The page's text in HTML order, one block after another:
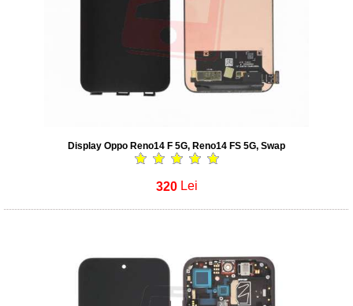
Display Oppo Reno14 F 5G, Reno14 FS 5G, Swap
320 Lei